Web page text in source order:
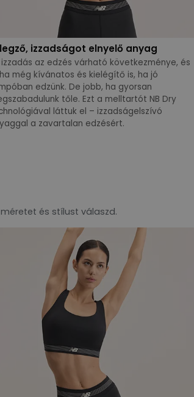
izzadságot elnyelő anyag
izzadás az edzés várható következménye, és
még kívánatos és kielégítő is, ha jó
edzünk. De jobb, ha gyorsan
tőle. Ezt a melltartót NB Dry
láttuk el – izzadságelszívó
a zavartalan edzésért.
és stílust válaszd.